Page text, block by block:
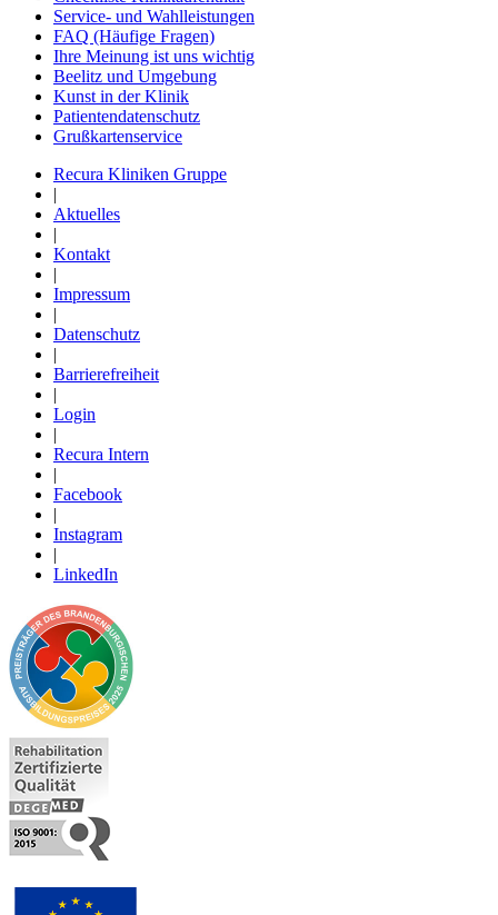
Service- und Wahlleistungen
FAQ (Häufige Fragen)
Ihre Meinung ist uns wichtig
Beelitz und Umgebung
Kunst in der Klinik
Patientendatenschutz
Grußkartenservice
Recura Kliniken Gruppe
|
Aktuelles
|
Kontakt
|
Impressum
|
Datenschutz
|
Barrierefreiheit
|
Login
|
Recura Intern
|
Facebook
|
Instagram
|
LinkedIn